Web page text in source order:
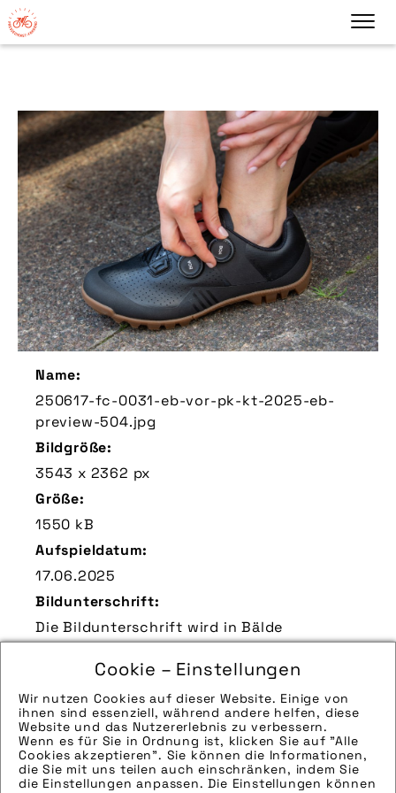
Cookie – Einstellungen
Wir nutzen Cookies auf dieser Website. Einige von
ihnen sind essenziell, während andere helfen, diese
Website und das Nutzererlebnis zu verbessern.
Wenn es für Sie in Ordnung ist, klicken Sie auf "Alle
Cookies akzeptieren". Sie können die Informationen,
die Sie mit uns teilen auch einschränken, indem Sie
die Einstellungen anpassen. Die Einstellungen können
Name:
250617-fc-0031-eb-vor-pk-kt-2025-eb-
preview-504.jpg
Bildgröße:
3543 x 2362 px
Größe:
1550 kB
Aufspieldatum:
17.06.2025
Bildunterschrift:
Die Bildunterschrift wird in Bälde
eingefügt. Sie können uns aber gern auch
per E-Mail oder Telefon kontaktieren, wir
helfen gerne weiter.
Zu verwendender Bildnachweis:
Quelle/Source: „www.pd-f.de | Kay Tkatzik“
Technik-Info: